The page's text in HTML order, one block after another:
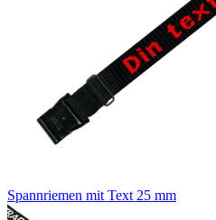
Spannriemen mit Text 25 mm